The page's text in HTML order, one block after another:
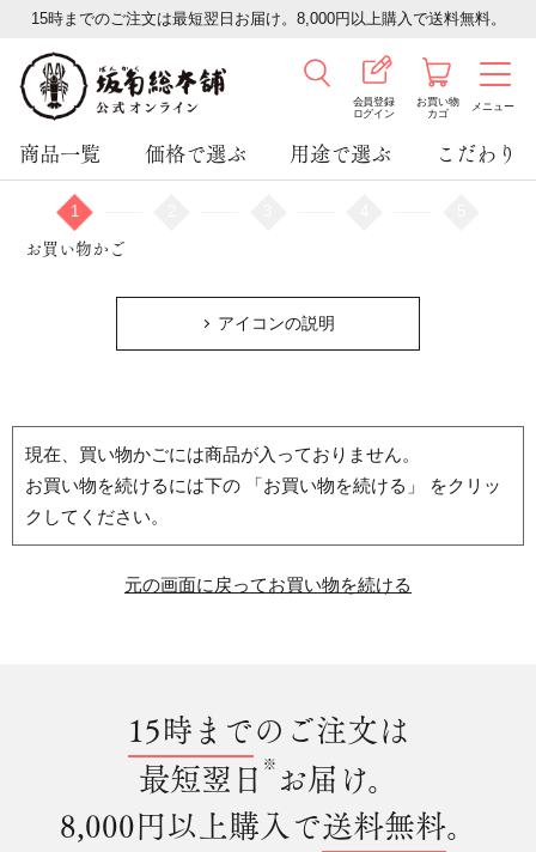
15時までのご注文は最短翌日お届け。8,000円以上購入で送料無料。
会員登録
ログイン
お買い物
カゴ
メニュー
商品一覧 価格で選ぶ 用途で選ぶ こだわり
1
お買い物かご
アイコンの説明
現在、買い物かごには商品が入っておりません。
お買い物を続けるには下の 「お買い物を続ける」 をクリッ
クしてください。
元の画面に戻ってお買い物を続ける
15時までのご注文は
最短翌日 ※ お届け。
8,000円以上購入で送料無料。